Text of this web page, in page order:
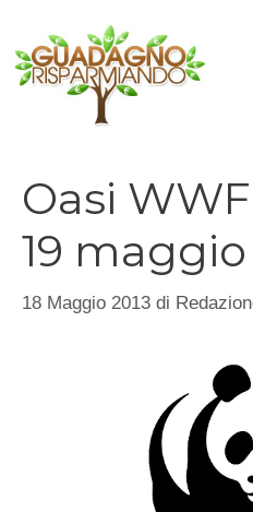
contenuto
Oasi
19 maggio
18 Maggio 2013 di